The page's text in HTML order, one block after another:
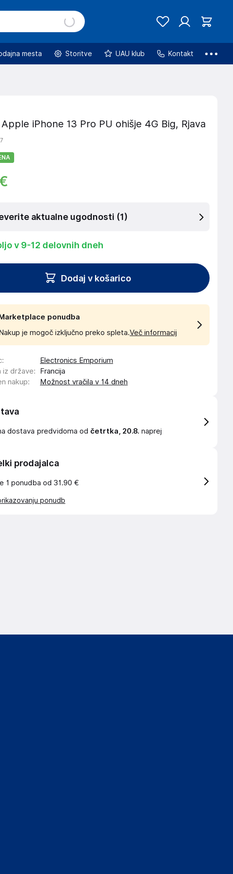
mesta Storitve UAU klub Kontakt
iPhone 13 Pro PU ohišje 4G Big, Rjava
aktualne ugodnosti (1)
v 9-12 delovnih dneh
Dodaj v košarico
ponudba
je mogoč izključno preko spleta.Več informacij
:
Electronics Emporium
iz države:
Francija
nakup: Možnost vračila v 14 dneh
dostava predvidoma od četrtka, 20.8. naprej
prodajalca
1 ponudba od 31.90 €
ponudb